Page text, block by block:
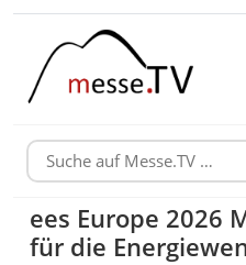
ees Europe 2026
für die